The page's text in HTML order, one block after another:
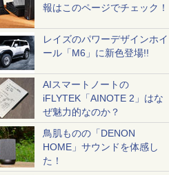
報はこのページでチェック！
レイズのパワーデザインホイ
ール「M6」に新色登場!!
AIスマートノートの
iFLYTEK「AINOTE 2」はな
ぜ魅力的なのか？
鳥肌ものの「DENON
HOME」サウンドを体感し
た！